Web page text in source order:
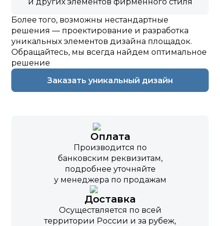
Более того, возможны нестандартные
решения — проектирование и разработка
уникальных элементов дизайна площадок.
Обращайтесь, мы всегда найдем оптимальное
решение
Заказать уникальный дизайн
Оплата
Производится по
банковским реквизитам,
подробнее уточняйте
у менеджера по продажам
Доставка
Осуществляется по всей
территории России и за рубеж,